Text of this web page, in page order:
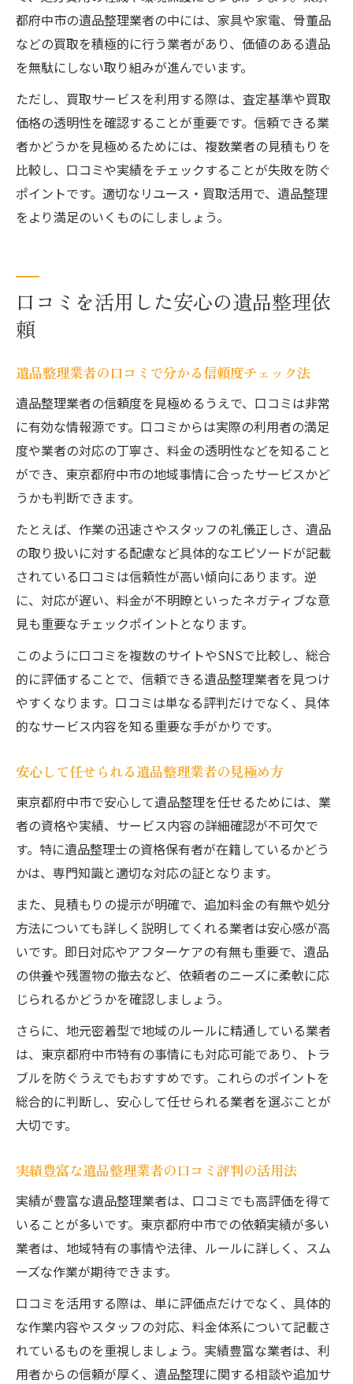
都府中市の遺品整理業者の中には、家具や家電、骨董品
などの買取を積極的に行う業者があり、価値のある遺品
を無駄にしない取り組みが進んでいます。
ただし、買取サービスを利用する際は、査定基準や買取
価格の透明性を確認することが重要です。信頼できる業
者かどうかを見極めるためには、複数業者の見積もりを
比較し、口コミや実績をチェックすることが失敗を防ぐ
ポイントです。適切なリユース・買取活用で、遺品整理
をより満足のいくものにしましょう。
口コミを活用した安心の遺品整理依
頼
遺品整理業者の口コミで分かる信頼度チェック法
遺品整理業者の信頼度を見極めるうえで、口コミは非常
に有効な情報源です。口コミからは実際の利用者の満足
度や業者の対応の丁寧さ、料金の透明性などを知ること
ができ、東京都府中市の地域事情に合ったサービスかど
うかも判断できます。
たとえば、作業の迅速さやスタッフの礼儀正しさ、遺品
の取り扱いに対する配慮など具体的なエピソードが記載
されている口コミは信頼性が高い傾向にあります。逆
に、対応が遅い、料金が不明瞭といったネガティブな意
見も重要なチェックポイントとなります。
このように口コミを複数のサイトやSNSで比較し、総合
的に評価することで、信頼できる遺品整理業者を見つけ
やすくなります。口コミは単なる評判だけでなく、具体
的なサービス内容を知る重要な手がかりです。
安心して任せられる遺品整理業者の見極め方
東京都府中市で安心して遺品整理を任せるためには、業
者の資格や実績、サービス内容の詳細確認が不可欠で
す。特に遺品整理士の資格保有者が在籍しているかどう
かは、専門知識と適切な対応の証となります。
また、見積もりの提示が明確で、追加料金の有無や処分
方法についても詳しく説明してくれる業者は安心感が高
いです。即日対応やアフターケアの有無も重要で、遺品
の供養や残置物の撤去など、依頼者のニーズに柔軟に応
じられるかどうかを確認しましょう。
さらに、地元密着型で地域のルールに精通している業者
は、東京都府中市特有の事情にも対応可能であり、トラ
ブルを防ぐうえでもおすすめです。これらのポイントを
総合的に判断し、安心して任せられる業者を選ぶことが
大切です。
実績豊富な遺品整理業者の口コミ評判の活用法
実績が豊富な遺品整理業者は、口コミでも高評価を得て
いることが多いです。東京都府中市での依頼実績が多い
業者は、地域特有の事情や法律、ルールに詳しく、スム
ーズな作業が期待できます。
口コミを活用する際は、単に評価点だけでなく、具体的
な作業内容やスタッフの対応、料金体系について記載さ
れているものを重視しましょう。実績豊富な業者は、利
用者からの信頼が厚く、遺品整理に関する相談や追加サ